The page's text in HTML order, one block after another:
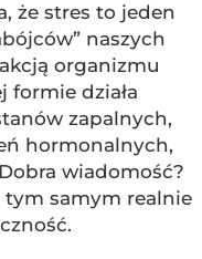
że stres to jeden
naszych
organizmu
formie działa
zapalnych,
hormonalnych,
wiadomość?
tym samym realnie